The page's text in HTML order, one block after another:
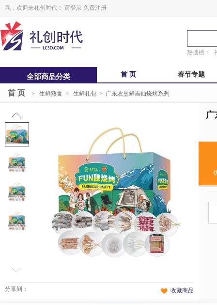
嘿，欢迎来礼创时代！ 请登录 免费注册
热搜榜：
全部商品分类 首 页 春节专题
中秋福卡
鲜品屋
首 页 > 生鲜熟食 > 生鲜礼包 > 广东农垦鲜吉仙烧烤系列
广
分享到： 收藏商品